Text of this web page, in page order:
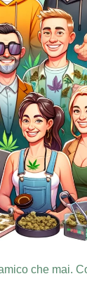
che mai.